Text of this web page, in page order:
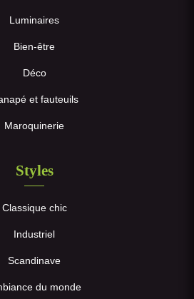
Luminaires
Bien-être
Déco
et fauteuils
Maroquinerie
Styles
Classique chic
Industriel
Scandinave
du monde